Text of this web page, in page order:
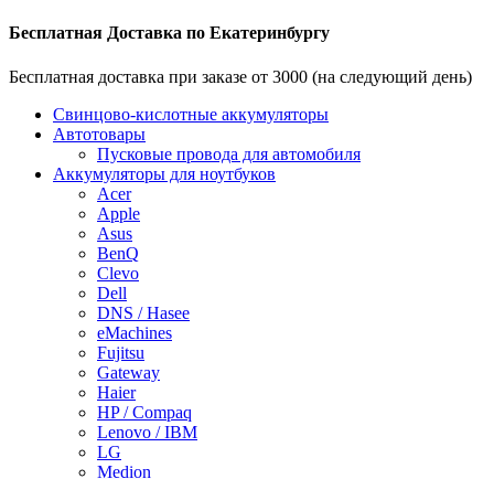
Бесплатная Доставка по Екатеринбургу
Бесплатная доставка при заказе от 3000 (на следующий день)
Cвинцово-кислотные аккумуляторы
Автотовары
Пусковые провода для автомобиля
Аккумуляторы для ноутбуков
Acer
Apple
Asus
BenQ
Clevo
Dell
DNS / Hasee
eMachines
Fujitsu
Gateway
Haier
HP / Compaq
Lenovo / IBM
LG
Medion